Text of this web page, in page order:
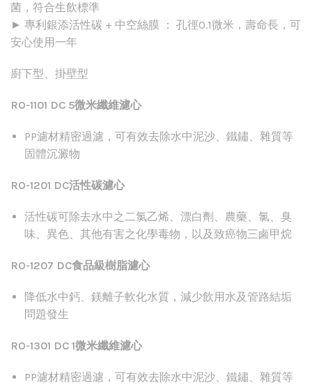
菌，符合生飲標準
► 專利銀添活性碳 + 中空絲膜 ： 孔徑0.1微米，壽命長，可
安心使用一年
廚下型、掛壁型
RO-1101 DC 5微米纖維濾心
PP濾材精密過濾，可有效去除水中泥沙、鐵鏽、雜質等
固體沉澱物
RO-1201 DC活性碳濾心
活性碳可除去水中之二氯乙烯、漂白劑、農藥、氯、臭
味、異色、其他有害之化學毒物，以及致癌物三鹵甲烷
RO-1207 DC食品級樹脂濾心
降低水中鈣、鎂離子軟化水質，減少飲用水及管路結垢
問題發生
RO-1301 DC 1微米纖維濾心
PP濾材精密過濾，可有效去除水中泥沙、鐵鏽、雜質等